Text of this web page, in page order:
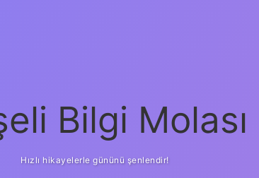
Bilgi Molası
Hızlı hikayelerle gününü şenlendir!